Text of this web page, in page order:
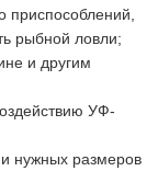
приспособлений,
рыбной ловли;
и другим
УФ-
нужных размеров